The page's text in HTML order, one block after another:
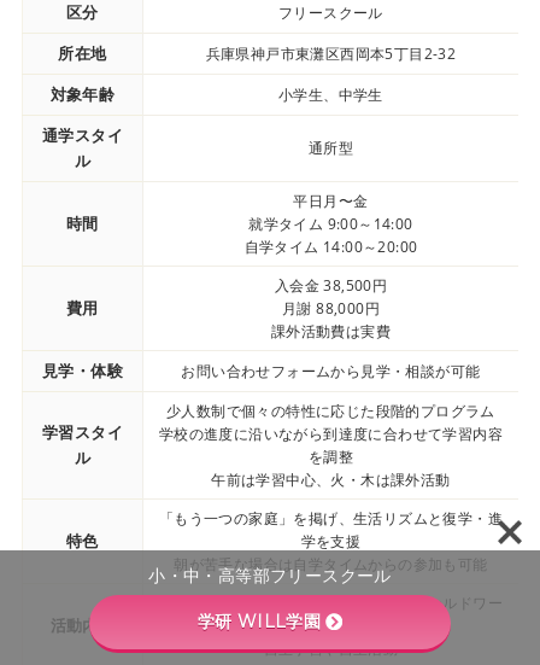
区分 フリースクール
所在地 兵庫県神戸市東灘区西岡本5丁目2-32
対象年齢 小学生、中学生
通学スタイ
ル
通所型
時間
平日月〜金
就学タイム 9:00～14:00
自学タイム 14:00～20:00
費用
入会金 38,500円
月謝 88,000円
課外活動費は実費
見学・体験 お問い合わせフォームから見学・相談が可能
学習スタイ
ル
少人数制で個々の特性に応じた段階的プログラム
学校の進度に沿いながら到達度に合わせて学習内容
を調整
午前は学習中心、火・木は課外活動
特色
「もう一つの家庭」を掲げ、生活リズムと復学・進
学を支援
朝が苦手な場合は自学タイムからの参加も可能
活動内容
科目学習、課外活動、社会科見学、フィールドワー
ク
自主学習や自主活動
小・中・高等部フリースクール
学研 WILL学園